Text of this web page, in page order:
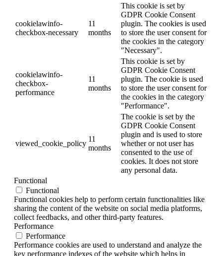
cookielawinfo-
checkbox-necessary
11
months
This cookie is set by
GDPR Cookie Consent
plugin. The cookies is used
to store the user consent for
the cookies in the category
"Necessary".
cookielawinfo-
checkbox-
performance
11
months
This cookie is set by
GDPR Cookie Consent
plugin. The cookie is used
to store the user consent for
the cookies in the category
"Performance".
viewed_cookie_policy
11
months
The cookie is set by the
GDPR Cookie Consent
plugin and is used to store
whether or not user has
consented to the use of
cookies. It does not store
any personal data.
Functional
Functional
Functional cookies help to perform certain functionalities like
sharing the content of the website on social media platforms,
collect feedbacks, and other third-party features.
Performance
Performance
Performance cookies are used to understand and analyze the
key performance indexes of the website which helps in